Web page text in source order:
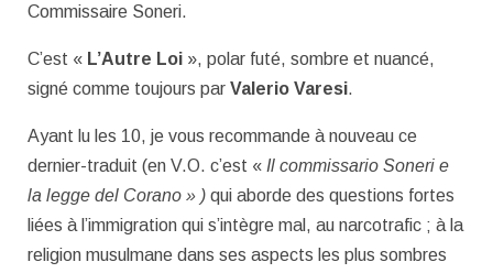
Commissaire Soneri.
C’est « L’Autre Loi », polar futé, sombre et nuancé,
signé comme toujours par Valerio Varesi.
Ayant lu les 10, je vous recommande à nouveau ce
dernier-traduit (en V.O. c’est « Il commissario Soneri e
la legge del Corano » ) qui aborde des questions fortes
liées à l’immigration qui s’intègre mal, au narcotrafic ; à la
religion musulmane dans ses aspects les plus sombres